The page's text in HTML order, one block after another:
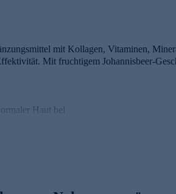
mit Kollagen, Vitaminen,
Mit fruchtigem Johannisbeer-
Haut bei
bei
Funktion der Haut bei